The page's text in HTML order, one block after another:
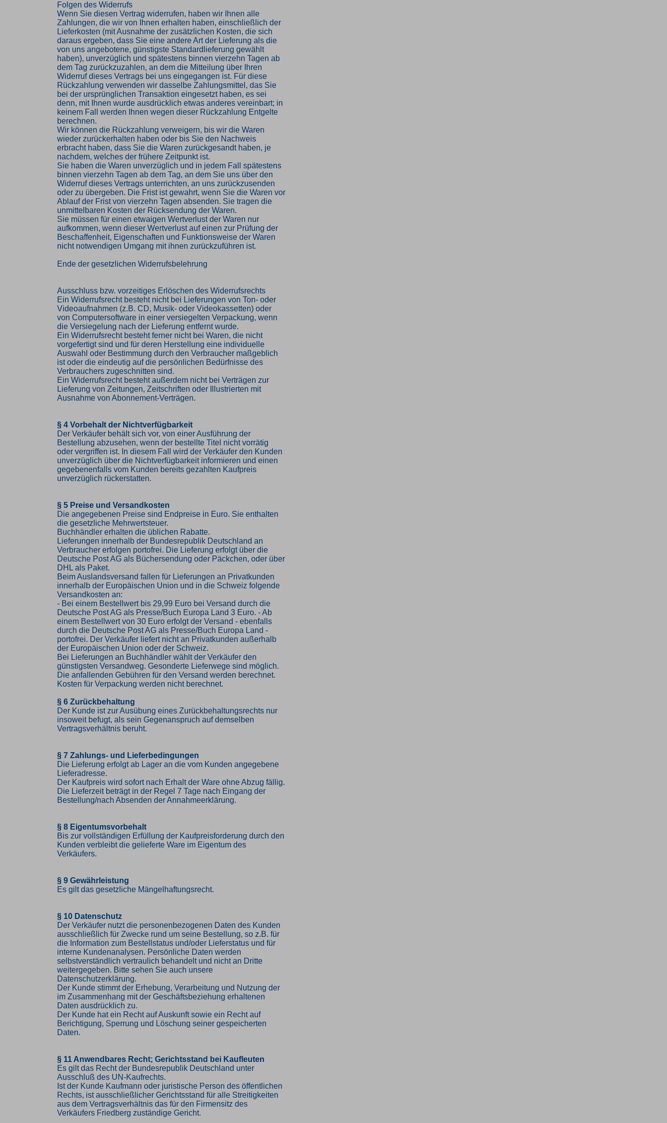
Folgen des Widerrufs
Wenn Sie diesen Vertrag widerrufen, haben wir Ihnen alle
Zahlungen, die wir von Ihnen erhalten haben, einschließlich der
Lieferkosten (mit Ausnahme der zusätzlichen Kosten, die sich
daraus ergeben, dass Sie eine andere Art der Lieferung als die
von uns angebotene, günstigste Standardlieferung gewählt
haben), unverzüglich und spätestens binnen vierzehn Tagen ab
dem Tag zurückzuzahlen, an dem die Mitteilung über Ihren
Widerruf dieses Vertrags bei uns eingegangen ist. Für diese
Rückzahlung verwenden wir dasselbe Zahlungsmittel, das Sie
bei der ursprünglichen Transaktion eingesetzt haben, es sei
denn, mit Ihnen wurde ausdrücklich etwas anderes vereinbart; in
keinem Fall werden Ihnen wegen dieser Rückzahlung Entgelte
berechnen.
Wir können die Rückzahlung verweigern, bis wir die Waren
wieder zurückerhalten haben oder bis Sie den Nachweis
erbracht haben, dass Sie die Waren zurückgesandt haben, je
nachdem, welches der frühere Zeitpunkt ist.
Sie haben die Waren unverzüglich und in jedem Fall spätestens
binnen vierzehn Tagen ab dem Tag, an dem Sie uns über den
Widerruf dieses Vertrags unterrichten, an uns zurückzusenden
oder zu übergeben. Die Frist ist gewahrt, wenn Sie die Waren vor
Ablauf der Frist von vierzehn Tagen absenden. Sie tragen die
unmittelbaren Kosten der Rücksendung der Waren.
Sie müssen für einen etwaigen Wertverlust der Waren nur
aufkommen, wenn dieser Wertverlust auf einen zur Prüfung der
Beschaffenheit, Eigenschaften und Funktionsweise der Waren
nicht notwendigen Umgang mit ihnen zurückzuführen ist.
Ende der gesetzlichen Widerrufsbelehrung
Ausschluss bzw. vorzeitiges Erlöschen des Widerrufsrechts
Ein Widerrufsrecht besteht nicht bei Lieferungen von Ton- oder
Videoaufnahmen (z.B. CD, Musik- oder Videokassetten) oder
von Computersoftware in einer versiegelten Verpackung, wenn
die Versiegelung nach der Lieferung entfernt wurde.
Ein Widerrufsrecht besteht ferner nicht bei Waren, die nicht
vorgefertigt sind und für deren Herstellung eine individuelle
Auswahl oder Bestimmung durch den Verbraucher maßgeblich
ist oder die eindeutig auf die persönlichen Bedürfnisse des
Verbrauchers zugeschnitten sind.
Ein Widerrufsrecht besteht außerdem nicht bei Verträgen zur
Lieferung von Zeitungen, Zeitschriften oder Illustrierten mit
Ausnahme von Abonnement-Verträgen.
§ 4 Vorbehalt der Nichtverfügbarkeit
Der Verkäufer behält sich vor, von einer Ausführung der
Bestellung abzusehen, wenn der bestellte Titel nicht vorrätig
oder vergriffen ist. In diesem Fall wird der Verkäufer den Kunden
unverzüglich über die Nichtverfügbarkeit informieren und einen
gegebenenfalls vom Kunden bereits gezahlten Kaufpreis
unverzüglich rückerstatten.
§ 5 Preise und Versandkosten
Die angegebenen Preise sind Endpreise in Euro. Sie enthalten
die gesetzliche Mehrwertsteuer.
Buchhändler erhalten die üblichen Rabatte.
Lieferungen innerhalb der Bundesrepublik Deutschland an
Verbraucher erfolgen portofrei. Die Lieferung erfolgt über die
Deutsche Post AG als Büchersendung oder Päckchen, oder über
DHL als Paket.
Beim Auslandsversand fallen für Lieferungen an Privatkunden
innerhalb der Europäischen Union und in die Schweiz folgende
Versandkosten an:
- Bei einem Bestellwert bis 29,99 Euro bei Versand durch die
Deutsche Post AG als Presse/Buch Europa Land 3 Euro. - Ab
einem Bestellwert von 30 Euro erfolgt der Versand - ebenfalls
durch die Deutsche Post AG als Presse/Buch Europa Land -
portofrei. Der Verkäufer liefert nicht an Privatkunden außerhalb
der Europäischen Union oder der Schweiz.
Bei Lieferungen an Buchhändler wählt der Verkäufer den
günstigsten Versandweg. Gesonderte Lieferwege sind möglich.
Die anfallenden Gebühren für den Versand werden berechnet.
Kosten für Verpackung werden nicht berechnet.
§ 6 Zurückbehaltung
Der Kunde ist zur Ausübung eines Zurückbehaltungsrechts nur
insoweit befugt, als sein Gegenanspruch auf demselben
Vertragsverhältnis beruht.
§ 7 Zahlungs- und Lieferbedingungen
Die Lieferung erfolgt ab Lager an die vom Kunden angegebene
Lieferadresse.
Der Kaufpreis wird sofort nach Erhalt der Ware ohne Abzug fällig.
Die Lieferzeit beträgt in der Regel 7 Tage nach Eingang der
Bestellung/nach Absenden der Annahmeerklärung.
§ 8 Eigentumsvorbehalt
Bis zur vollständigen Erfüllung der Kaufpreisforderung durch den
Kunden verbleibt die gelieferte Ware im Eigentum des
Verkäufers.
§ 9 Gewährleistung
Es gilt das gesetzliche Mängelhaftungsrecht.
§ 10 Datenschutz
Der Verkäufer nutzt die personenbezogenen Daten des Kunden
ausschließlich für Zwecke rund um seine Bestellung, so z.B. für
die Information zum Bestellstatus und/oder Lieferstatus und für
interne Kundenanalysen. Persönliche Daten werden
selbstverständlich vertraulich behandelt und nicht an Dritte
weitergegeben. Bitte sehen Sie auch unsere
Datenschutzerklärung.
Der Kunde stimmt der Erhebung, Verarbeitung und Nutzung der
im Zusammenhang mit der Geschäftsbeziehung erhaltenen
Daten ausdrücklich zu.
Der Kunde hat ein Recht auf Auskunft sowie ein Recht auf
Berichtigung, Sperrung und Löschung seiner gespeicherten
Daten.
§ 11 Anwendbares Recht; Gerichtsstand bei Kaufleuten
Es gilt das Recht der Bundesrepublik Deutschland unter
Ausschluß des UN-Kaufrechts.
Ist der Kunde Kaufmann oder juristische Person des öffentlichen
Rechts, ist ausschließlicher Gerichtsstand für alle Streitigkeiten
aus dem Vertragsverhältnis das für den Firmensitz des
Verkäufers Friedberg zuständige Gericht.